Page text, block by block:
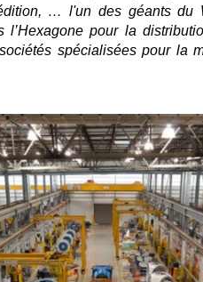
… l'un des géants du
l’Hexagone pour la
spécialisées pour la